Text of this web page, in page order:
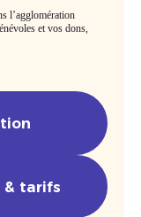
l’agglomération
et vos dons,
& tarifs